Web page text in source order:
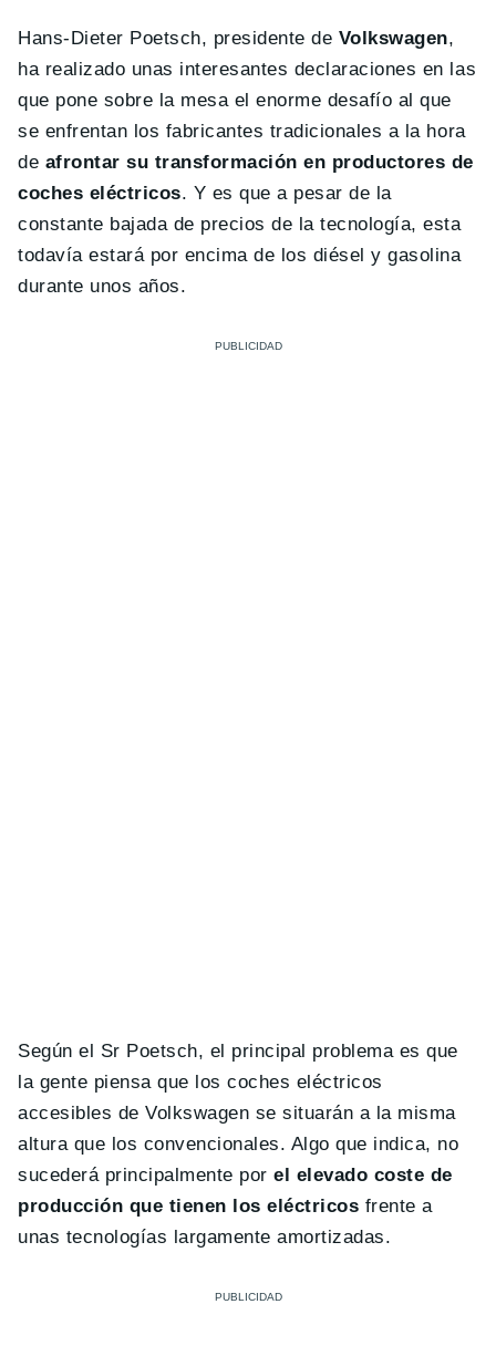
Hans-Dieter Poetsch, presidente de Volkswagen,
ha realizado unas interesantes declaraciones en las
que pone sobre la mesa el enorme desafío al que
se enfrentan los fabricantes tradicionales a la hora
de afrontar su transformación en productores de
coches eléctricos. Y es que a pesar de la
constante bajada de precios de la tecnología, esta
todavía estará por encima de los diésel y gasolina
durante unos años.
Según el Sr Poetsch, el principal problema es que
la gente piensa que los coches eléctricos
accesibles de Volkswagen se situarán a la misma
altura que los convencionales. Algo que indica, no
sucederá principalmente por el elevado coste de
producción que tienen los eléctricos frente a
unas tecnologías largamente amortizadas.